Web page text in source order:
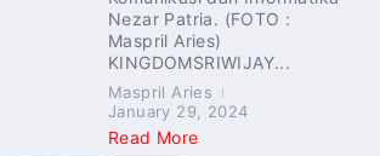
Nezar Patria. (FOTO :
Maspril Aries)
KINGDOMSRIWIJAY...
Maspril Aries
January 29, 2024
Read More